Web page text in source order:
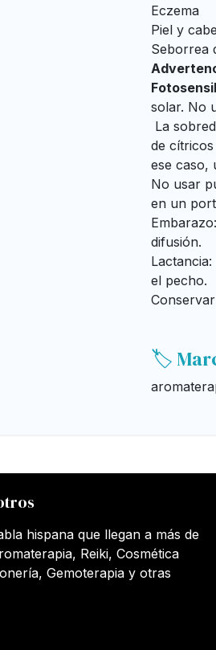
Eczema
Piel y
Seborrea
solar. No
La
de
ese caso,
No usar
en un
difusión.
el pecho.
🏷️
hispana que llegan a más de
Reiki, Cosmética
Gemoterapia y otras